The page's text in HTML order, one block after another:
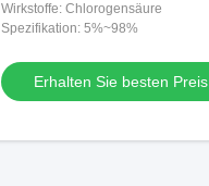
Wirkstoffe: Chlorogensäure
Spezifikation: 5%~98%
Erhalten Sie besten Preis